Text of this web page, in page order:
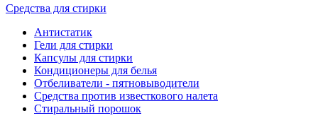
Средства для стирки
Антистатик
Гели для стирки
Капсулы для стирки
Кондиционеры для белья
Отбеливатели - пятновыводители
Средства против известкового налета
Стиральный порошок